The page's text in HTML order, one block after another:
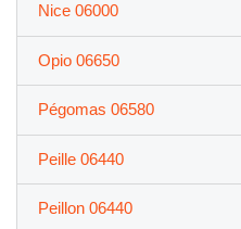
Nice 06000
Opio 06650
Pégomas 06580
Peille 06440
Peillon 06440